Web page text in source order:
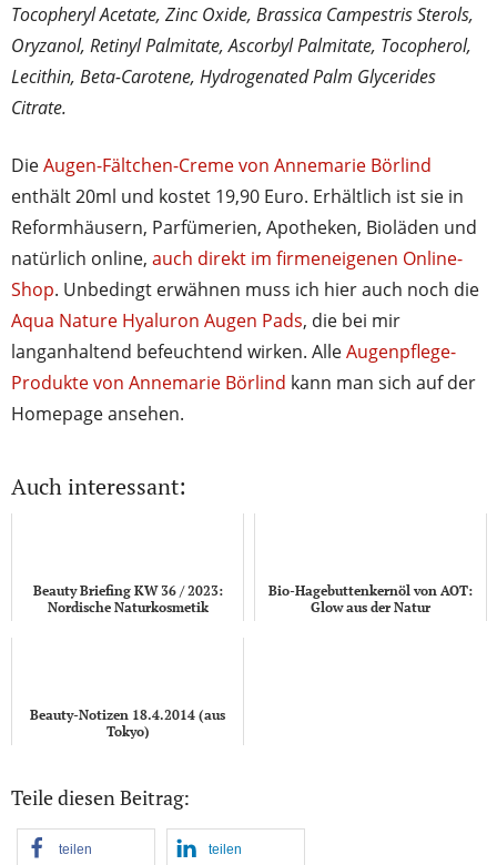
Tocopheryl Acetate, Zinc Oxide, Brassica Campestris Sterols,
Oryzanol, Retinyl Palmitate, Ascorbyl Palmitate, Tocopherol,
Lecithin, Beta-Carotene, Hydrogenated Palm Glycerides
Citrate.
DieAugen-Fältchen-Creme von Annemarie Börlind
enthält 20ml und kostet 19,90 Euro. Erhältlich ist sie in
Reformhäusern, Parfümerien, Apotheken, Bioläden und
natürlich online, auch direkt im firmeneigenen Online-
Shop. Unbedingt erwähnen muss ich hier auch noch die
Aqua Nature Hyaluron Augen Pads, die bei mir
langanhaltend befeuchtend wirken. AlleAugenpflege-
Produkte von Annemarie Börlind kann man sich auf der
Homepage ansehen.
Auch interessant:
Beauty Briefing KW 36 / 2023:
Nordische Naturkosmetik
Bio-Hagebuttenkernöl von AOT:
Glow aus der Natur
Beauty-Notizen 18.4.2014 (aus
Tokyo)
Teile diesen Beitrag:
teilen teilen